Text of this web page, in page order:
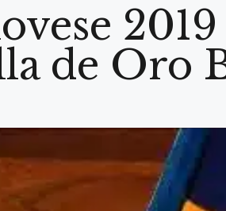
2019
de Oro